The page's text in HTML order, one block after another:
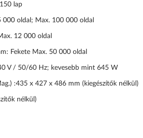
lap
000 oldal; Max. 100 000 oldal
12 000 oldal
Fekete Max. 50 000 oldal
V / 50/60 Hz; kevesebb mint 645 W
:435 x 427 x 486 mm (kiegészítők nélkül)
nélkül)